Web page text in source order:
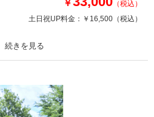
を確認する
￥
（税込）
土日祝UP料金： ￥16,500 （税込）
新婦衣装1着
ヘアメイク